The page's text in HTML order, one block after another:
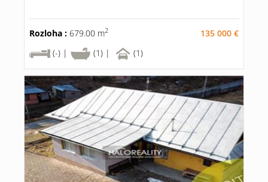
Rozloha : 679.00 m2
135 000 €
(-) |
(1) | (1)